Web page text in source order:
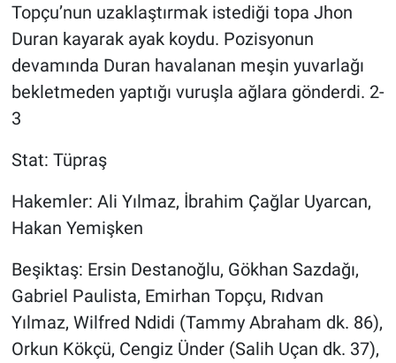
Topçu’nun uzaklaştırmak istediği topa Jhon
Duran kayarak ayak koydu. Pozisyonun
devamında Duran havalanan meşin yuvarlağı
bekletmeden yaptığı vuruşla ağlara gönderdi. 2-
3
Stat: Tüpraş
Hakemler: Ali Yılmaz, İbrahim Çağlar Uyarcan,
Hakan Yemişken
Beşiktaş: Ersin Destanoğlu, Gökhan Sazdağı,
Gabriel Paulista, Emirhan Topçu, Rıdvan
Yılmaz, Wilfred Ndidi (Tammy Abraham dk. 86),
Orkun Kökçü, Cengiz Ünder (Salih Uçan dk. 37),